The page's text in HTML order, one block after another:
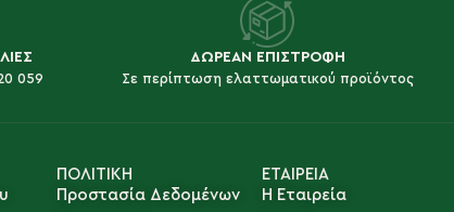
059
ΔΩΡΕΑΝ ΕΠΙΣΤΡΟΦΗ
Σε περίπτωση ελαττωματικού προϊόντος
ΠΟΛΙΤΙΚΗ
Προστασία Δεδομένων
ΕΤΑΙΡΕΙΑ
Η Εταιρεία